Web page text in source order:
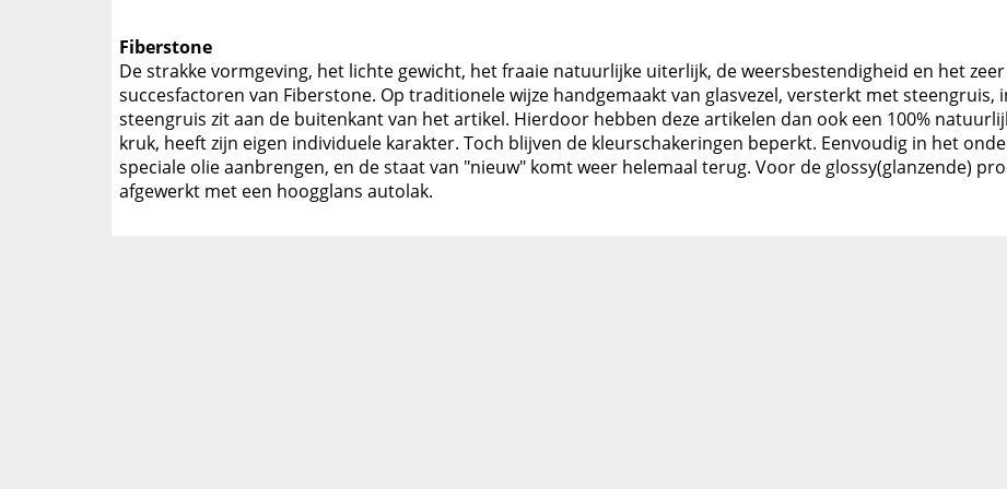
Fiberstone
De strakke vormgeving, het lichte gewicht, het fraaie natuurlijke uiterlijk, de weersbestendigheid en het
succesfactoren van Fiberstone. Op traditionele wijze handgemaakt van glasvezel, versterkt met steengruis,
steengruis zit aan de buitenkant van het artikel. Hierdoor hebben deze artikelen dan ook een 100%
kruk, heeft zijn eigen individuele karakter. Toch blijven de kleurschakeringen beperkt. Eenvoudig in het
speciale olie aanbrengen, en de staat van "nieuw" komt weer helemaal terug. Voor de glossy(glanzende)
afgewerkt met een hoogglans autolak.